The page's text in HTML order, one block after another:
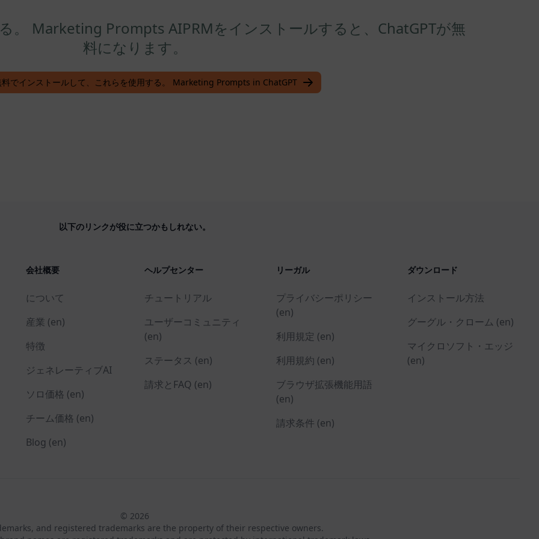
。 Marketing Prompts AIPRMをインストールすると、ChatGPTが無
料になります。
でインストールして、これらを使用する。 Marketing Prompts in ChatGPT
以下のリンクが役に立つかもしれない。
会社概要
について
産業 (en)
特徴
ジェネレーティブAI
ソロ価格 (en)
チーム価格 (en)
Blog (en)
ヘルプセンター
チュートリアル
ユーザーコミュニティ
(en)
ステータス (en)
請求とFAQ (en)
リーガル
プライバシーポリシー
(en)
利用規定 (en)
利用規約 (en)
ブラウザ拡張機能用語
(en)
請求条件 (en)
ダウンロード
インストール方法
グーグル・クローム (en)
マイクロソフト・エッジ
(en)
© 2026
and registered trademarks are the property of their respective owners.